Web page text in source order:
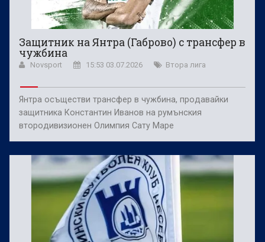
Защитник на Янтра (Габрово) с трансфер в
чужбина
Novsport 15:53 03.07.2026 Втора лига
Янтра осъществи трансфер в чужбина, продавайки
защитника Константин Иванов на румънския
втородивизионен Олимпия Сату Маре